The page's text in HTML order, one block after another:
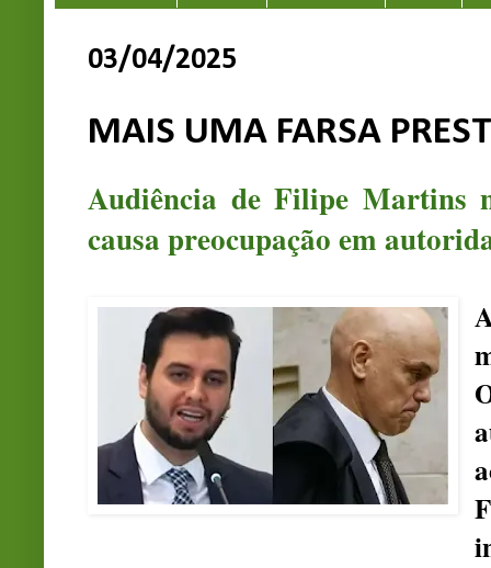
03/04/2025
MAIS UMA FARSA
Audiência de Filipe Martins
causa preocupação em